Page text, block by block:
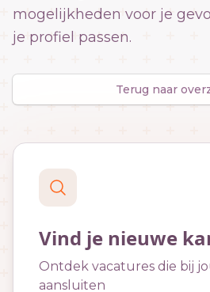
mogelijkheden voor je
je profiel passen.
Terug naar
Vind je nieuwe
Ontdek vacatures die bij
aansluiten